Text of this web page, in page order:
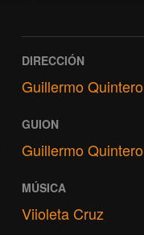
DIRECCIÓN
Guillermo Quintero
GUION
Guillermo Quintero
MÚSICA
Viioleta Cruz